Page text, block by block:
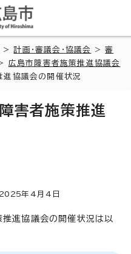
>計画・審議会・協議会 >審
広島市障害者施策推進協議会
協議会の開催状況
害者施策推進
2025年4月4日
進協議会の開催状況は以